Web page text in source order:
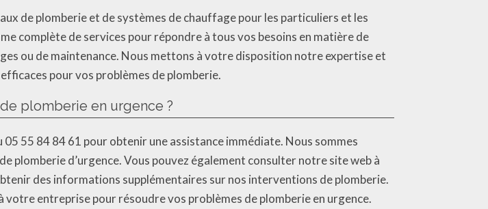
de plomberie et de systèmes de chauffage pour les particuliers et les
complète de services pour répondre à tous vos besoins en matière de
ou de maintenance. Nous mettons à votre disposition notre expertise et
pour vos problèmes de plomberie.
plomberie en urgence ?
55 84 84 61 pour obtenir une assistance immédiate. Nous sommes
plomberie d’urgence. Vous pouvez également consulter notre site web à
des informations supplémentaires sur nos interventions de plomberie.
entreprise pour résoudre vos problèmes de plomberie en urgence.